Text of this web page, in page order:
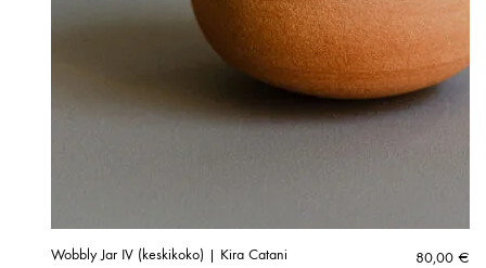
Wobbly Jar IV (keskikoko) | Kira Catani 80,00 €